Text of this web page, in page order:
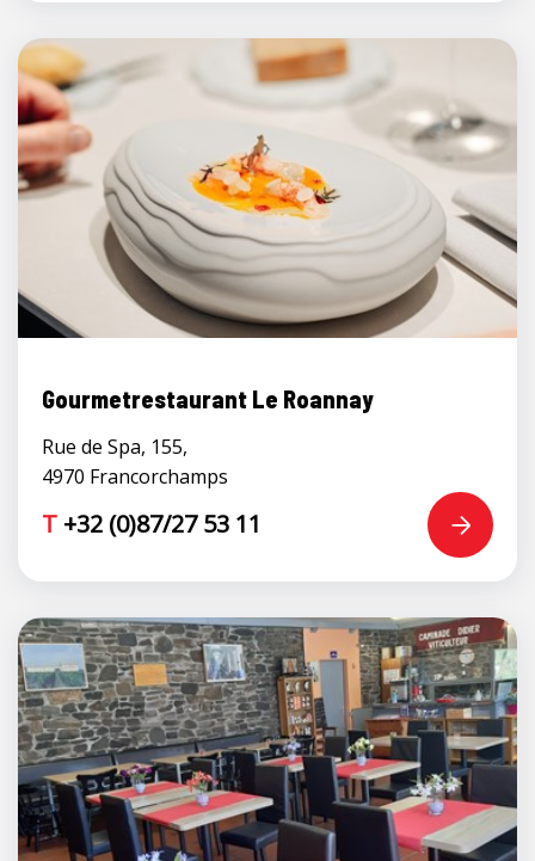
Gourmetrestaurant Le Roannay
Rue de Spa, 155,
4970 Francorchamps
T +32 (0)87/27 53 11